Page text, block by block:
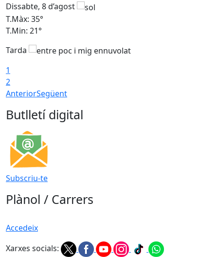
Dissabte, 8 d’agost
T.Màx: 35°
T.Min: 21°
Tarda
1
2
AnteriorSegüent
Butlletí digital
Subscriu-te
Plànol / Carrers
Accedeix
Xarxes socials: